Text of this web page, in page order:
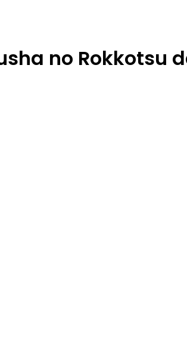
no Rokkotsu